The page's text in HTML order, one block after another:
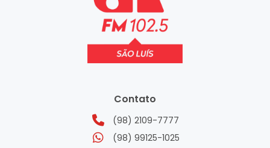
Contato
(98) 2109-7777
(98) 99125-1025